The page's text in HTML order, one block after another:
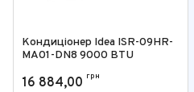
Кондиціонер Idea ISR-09HR-
MA01-DN8 9000 BTU
16 884,00 грн